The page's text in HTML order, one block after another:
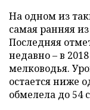
На одном из
самая ранняя
Последняя
недавно – в
мелководья.
остается ниже
обмелела до 54